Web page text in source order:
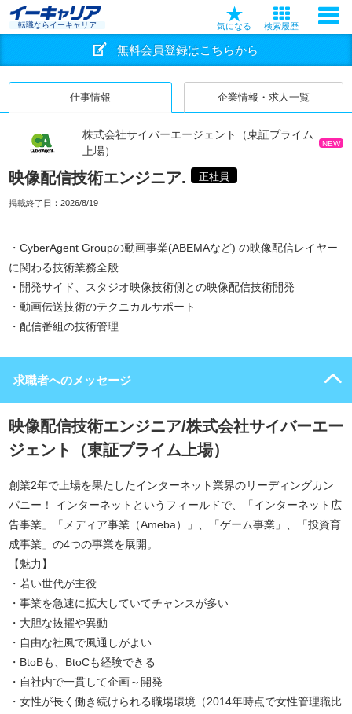
転職ならイーキャリア 気になる 検索履歴
無料会員登録はこちらから
仕事情報 企業情報・求人一覧
株式会社サイバーエージェント（東証プライム
上場）
NEW
映像配信技術エンジニア. 正社員
掲載終了日： 2026/8/19
・CyberAgent Groupの動画事業(ABEMAなど) の映像配信レイヤー
に関わる技術業務全般
・開発サイド、スタジオ映像技術側との映像配信技術開発
・動画伝送技術のテクニカルサポート
・配信番組の技術管理
求職者へのメッセージ
映像配信技術エンジニア/株式会社サイバーエー
ジェント（東証プライム上場）
創業2年で上場を果たしたインターネット業界のリーディングカン
パニー！ インターネットというフィールドで、「インターネット広
告事業」「メディア事業（Ameba）」、「ゲーム事業」、「投資育
成事業」の4つの事業を展開。
【魅力】
・若い世代が主役
・事業を急速に拡大していてチャンスが多い
・大胆な抜擢や異動
・自由な社風で風通しがよい
・BtoBも、BtoCも経験できる
・自社内で一貫して企画～開発
・女性が長く働き続けられる職場環境（2014年時点で女性管理職比